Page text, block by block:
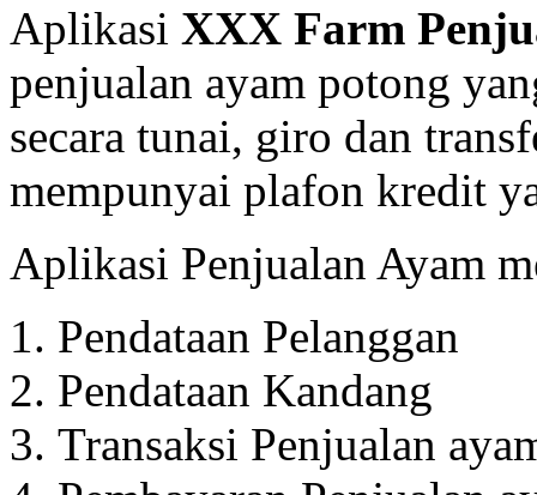
Aplikasi XXX Farm
penjualan ayam potong
secara tunai, giro dan
mempunyai plafon kredit
Aplikasi Penjualan Ayam
Pendataan Pelanggan
Pendataan Kandang
Transaksi Penjualan